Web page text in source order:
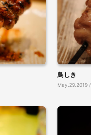
鳥しき
May.29.2019